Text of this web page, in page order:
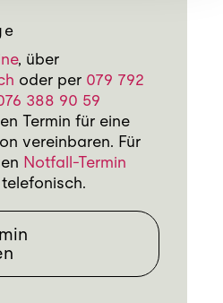
, über
oder per 079 792
388 90 59
Termin für eine
vereinbaren. Für
Notfall-Termin